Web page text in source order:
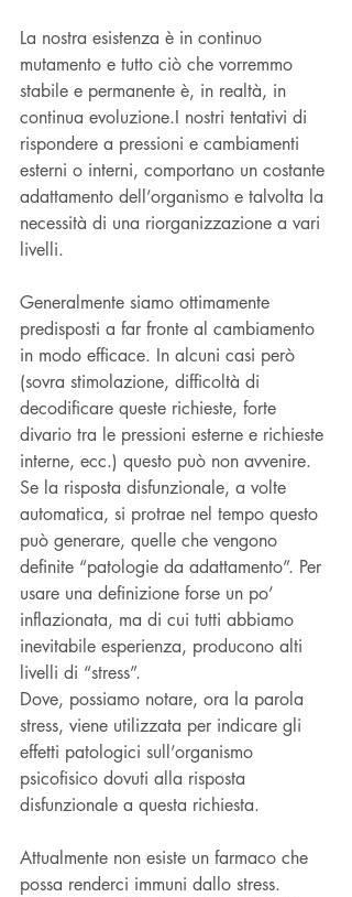
La nostra esistenza è in continuo
mutamento e tutto ciò che vorremmo
stabile e permanente è, in realtà, in
continua evoluzione.I nostri tentativi di
rispondere a pressioni e cambiamenti
esterni o interni, comportano un costante
adattamento dell’organismo e talvolta la
necessità di una riorganizzazione a vari
livelli.
Generalmente siamo ottimamente
predisposti a far fronte al cambiamento
in modo efficace. In alcuni casi però
(sovra stimolazione, difficoltà di
decodificare queste richieste, forte
divario tra le pressioni esterne e richieste
interne, ecc.) questo può non avvenire.
Se la risposta disfunzionale, a volte
automatica, si protrae nel tempo questo
può generare, quelle che vengono
definite “patologie da adattamento”. Per
usare una definizione forse un po’
inflazionata, ma di cui tutti abbiamo
inevitabile esperienza, producono alti
livelli di “stress”.
Dove, possiamo notare, ora la parola
stress, viene utilizzata per indicare gli
effetti patologici sull’organismo
psicofisico dovuti alla risposta
disfunzionale a questa richiesta.
Attualmente non esiste un farmaco che
possa renderci immuni dallo stress.